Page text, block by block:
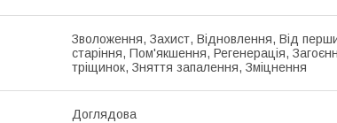
Зволоження, Захист, Відновлення, Від
старіння, Пом'якшення, Регенерація,
тріщинок, Зняття запалення, Зміцнення
Доглядова